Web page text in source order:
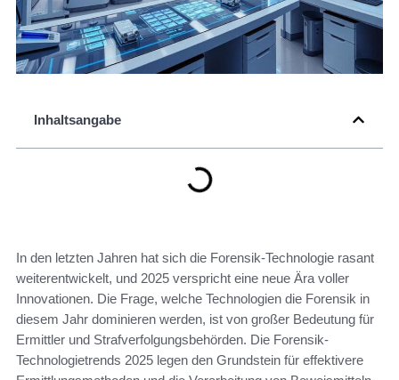
Inhaltsangabe
In den letzten Jahren hat sich die Forensik-Technologie rasant
weiterentwickelt, und 2025 verspricht eine neue Ära voller
Innovationen. Die Frage, welche Technologien die Forensik in
diesem Jahr dominieren werden, ist von großer Bedeutung für
Ermittler und Strafverfolgungsbehörden. Die Forensik-
Technologietrends 2025 legen den Grundstein für effektivere